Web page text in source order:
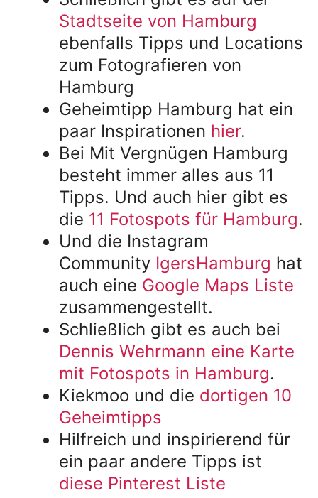
Stadtseite von Hamburg
ebenfalls Tipps und Locations
zum Fotografieren von
Hamburg
Geheimtipp Hamburg hat ein
paar Inspirationen hier.
Bei Mit Vergnügen Hamburg
besteht immer alles aus 11
Tipps. Und auch hier gibt es
die 11 Fotospots für Hamburg.
Und die Instagram
Community IgersHamburg hat
auch eine Google Maps Liste
zusammengestellt.
Schließlich gibt es auch bei
Dennis Wehrmann eine Karte
mit Fotospots in Hamburg.
Kiekmoo und die dortigen 10
Geheimtipps
Hilfreich und inspirierend für
ein paar andere Tipps ist
diese Pinterest Liste